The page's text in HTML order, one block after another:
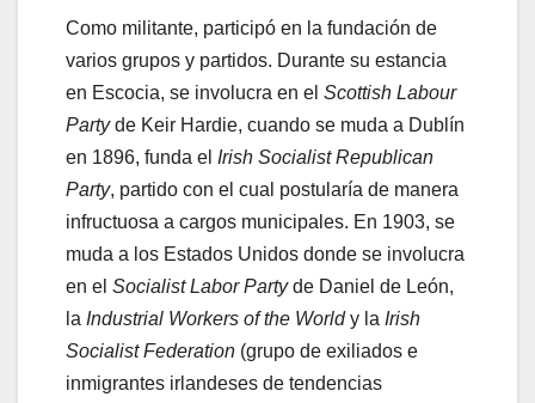
Como militante, participó en la fundación de
varios grupos y partidos. Durante su estancia
en Escocia, se involucra en el Scottish Labour
Partyde Keir Hardie, cuando se muda a Dublín
en 1896, funda el Irish Socialist Republican
Party, partido con el cual postularía de manera
infructuosa a cargos municipales. En 1903, se
muda a los Estados Unidos donde se involucra
en el Socialist Labor Partyde Daniel de León,
la Industrial Workers of the Worldy la Irish
Socialist Federation (grupo de exiliados e
inmigrantes irlandeses de tendencias